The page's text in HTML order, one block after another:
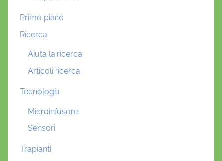
Primo piano
Ricerca
Aiuta la ricerca
Articoli ricerca
Tecnologia
Microinfusore
Sensori
Trapianti